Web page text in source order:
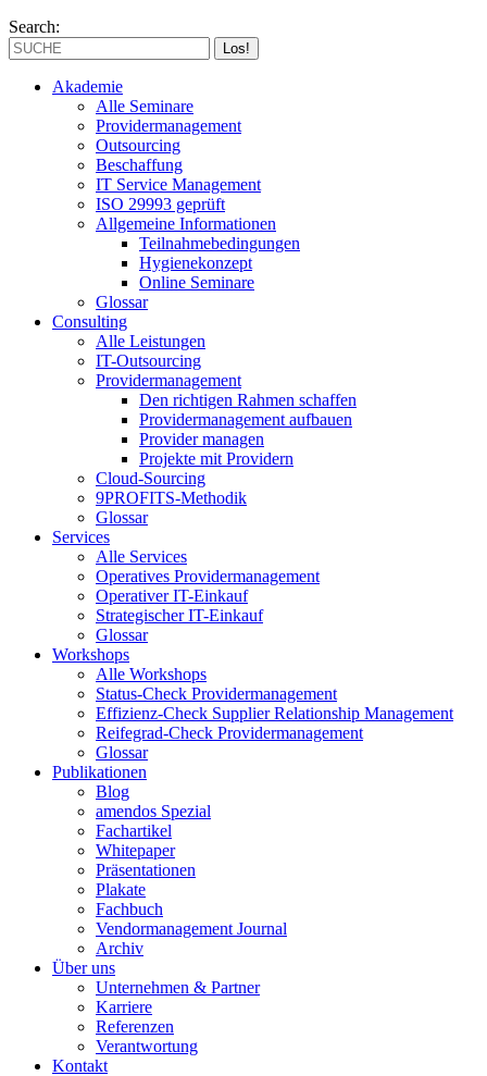
Search:
Akademie
Alle Seminare
Providermanagement
Outsourcing
Beschaffung
IT Service Management
ISO 29993 geprüft
Allgemeine Informationen
Teilnahmebedingungen
Hygienekonzept
Online Seminare
Glossar
Consulting
Alle Leistungen
IT-Outsourcing
Providermanagement
Den richtigen Rahmen schaffen
Providermanagement aufbauen
Provider managen
Projekte mit Providern
Cloud-Sourcing
9PROFITS-Methodik
Glossar
Services
Alle Services
Operatives Providermanagement
Operativer IT-Einkauf
Strategischer IT-Einkauf
Glossar
Workshops
Alle Workshops
Status-Check Providermanagement
Effizienz-Check Supplier Relationship Management
Reifegrad-Check Providermanagement
Glossar
Publikationen
Blog
amendos Spezial
Fachartikel
Whitepaper
Präsentationen
Plakate
Fachbuch
Vendormanagement Journal
Archiv
Über uns
Unternehmen & Partner
Karriere
Referenzen
Verantwortung
Kontakt